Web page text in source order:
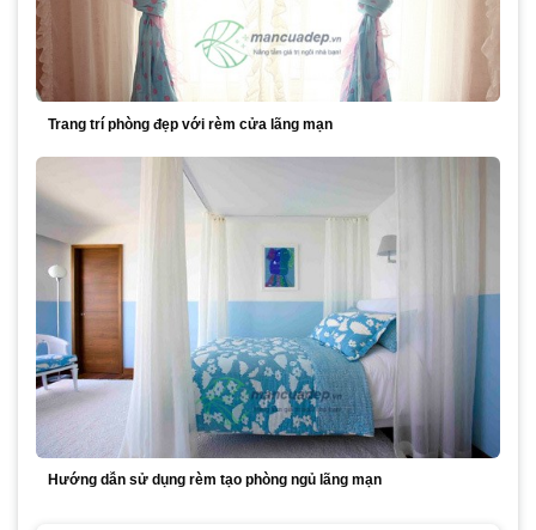
Trang trí phòng đẹp với rèm cửa lãng mạn
Hướng dẫn sử dụng rèm tạo phòng ngủ lãng mạn